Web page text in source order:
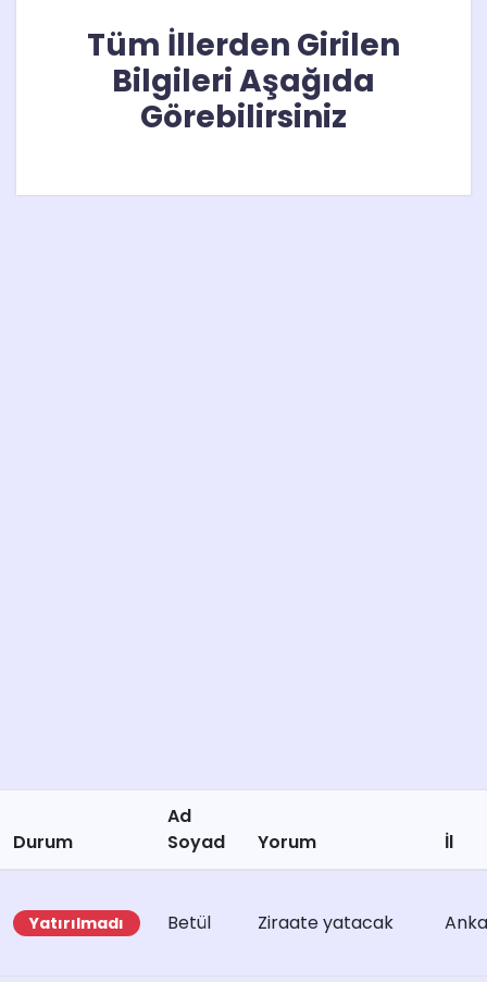
Tüm İllerden Girilen
Bilgileri Aşağıda
Görebilirsiniz
Durum
Ad
Soyad
Yorum İl
Yatırılmadı Betül Ziraate yatacak